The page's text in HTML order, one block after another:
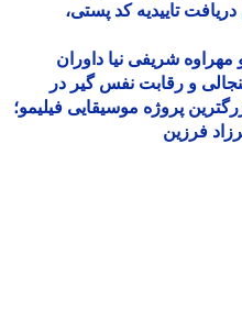
تاییدیه کد پستی،
شریفی نیا داوران
و رقابت نفس گیر در
پروژه موسیقایی فیلیمو؛